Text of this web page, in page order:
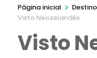
Página inicial > Destino
Visto Neozelandês
Visto